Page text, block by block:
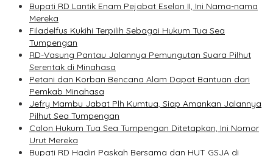
Bupati RD Lantik Enam Pejabat Eselon II, Ini Nama-nama
Mereka
Filadelfus Kukihi Terpilih Sebagai Hukum Tua Sea
Tumpengan
RD-Vasung Pantau Jalannya Pemungutan Suara Pilhut
Serentak di Minahasa
Petani dan Korban Bencana Alam Dapat Bantuan dari
Pemkab Minahasa
Jefry Mambu Jabat Plh Kumtua, Siap Amankan Jalannya
Pilhut Sea Tumpengan
Calon Hukum Tua Sea Tumpengan Ditetapkan, Ini Nomor
Urut Mereka
Bupati RD Hadiri Paskah Bersama dan HUT GSJA di